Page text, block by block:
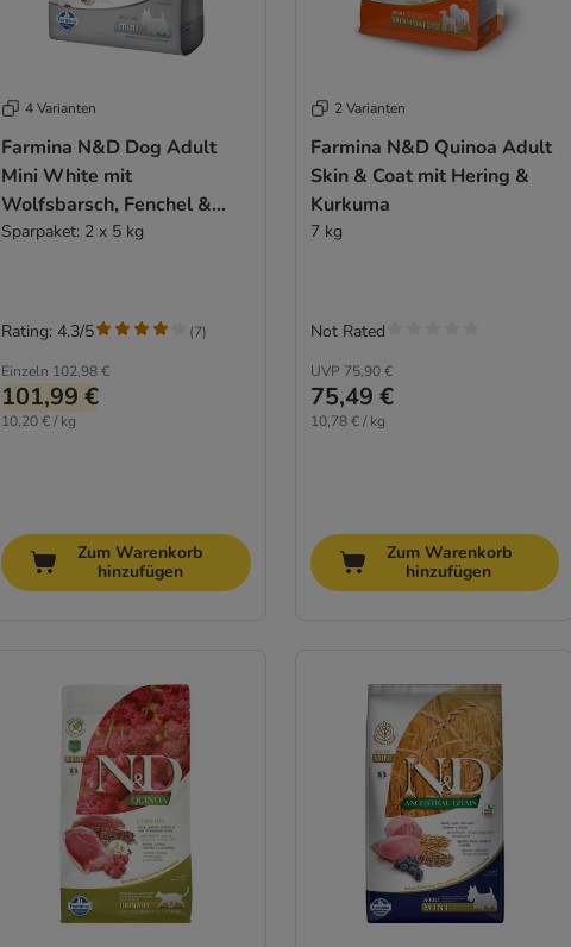
4 Varianten
Farmina N&D Dog Adult
Mini White mit
Wolfsbarsch, Fenchel &
Spirulina
Sparpaket: 2 x 5 kg
Einzeln 102,98 €
101,99 €
10,20 € / kg
Rating: 4.3/5 (7)
Zum Warenkorb
hinzufügen
2 Varianten
Farmina N&D Quinoa Adult
Skin & Coat mit Hering &
Kurkuma
7 kg
UVP 75,90 €
75,49 €
10,78 € / kg
Not Rated
Zum Warenkorb
hinzufügen